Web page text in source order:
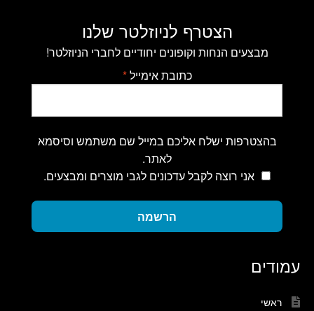
הצטרף לניוזלטר שלנו
מבצעים הנחות וקופונים יחודיים לחברי הניוזלטר!
כתובת אימייל*
בהצטרפות ישלח אליכם במייל שם משתמש וסיסמא
לאתר.
אני רוצה לקבל עדכונים לגבי מוצרים ומבצעים.
הרשמה
עמודים
ראשי